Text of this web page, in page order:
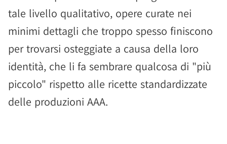
tale livello qualitativo, opere curate nei
minimi dettagli che troppo spesso finiscono
per trovarsi osteggiate a causa della loro
identità, che li fa sembrare qualcosa di "più
piccolo" rispetto alle ricette standardizzate
delle produzioni AAA.